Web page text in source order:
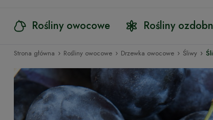
Rośliny owocowe Rośliny
Strona główna › Rośliny owocowe › Drzewka owocowe › Śliwy ›